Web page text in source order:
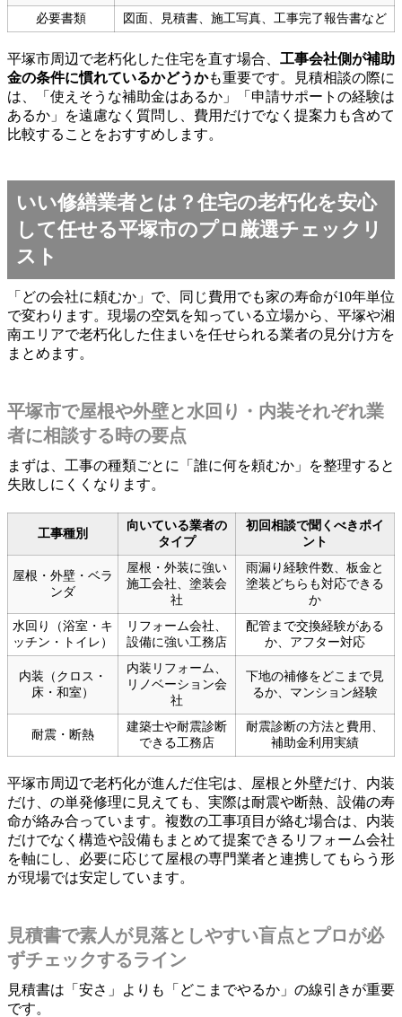
必要書類 図面、見積書、施工写真、工事完了報告書など
平塚市周辺で老朽化した住宅を直す場合、 工事会社側が補助
金の条件に慣れているかどうかも重要です。見積相談の際に
は、「使えそうな補助金はあるか」「申請サポートの経験は
あるか」を遠慮なく質問し、費用だけでなく提案力も含めて
比較することをおすすめします。
いい修繕業者とは？住宅の老朽化を安心
して任せる平塚市のプロ厳選チェックリ
スト
「どの会社に頼むか」で、同じ費用でも家の寿命が10年単位
で変わります。現場の空気を知っている立場から、平塚や湘
南エリアで老朽化した住まいを任せられる業者の見分け方を
まとめます。
平塚市で屋根や外壁と水回り・内装それぞれ業
者に相談する時の要点
まずは、工事の種類ごとに「誰に何を頼むか」を整理すると
失敗しにくくなります。
工事種別
向いている業者の
タイプ
初回相談で聞くべきポイ
ント
屋根・外壁・ベラ
ンダ
屋根・外装に強い
施工会社、塗装会
社
雨漏り経験件数、板金と
塗装どちらも対応できる
か
水回り（浴室・キ
ッチン・トイレ）
リフォーム会社、
設備に強い工務店
配管まで交換経験がある
か、アフター対応
内装（クロス・
床・和室）
内装リフォーム、
リノベーション会
社
下地の補修をどこまで見
るか、マンション経験
耐震・断熱
建築士や耐震診断
できる工務店
耐震診断の方法と費用、
補助金利用実績
平塚市周辺で老朽化が進んだ住宅は、屋根と外壁だけ、内装
だけ、の単発修理に見えても、実際は耐震や断熱、設備の寿
命が絡み合っています。複数の工事項目が絡む場合は、内装
だけでなく構造や設備もまとめて提案できるリフォーム会社
を軸にし、必要に応じて屋根の専門業者と連携してもらう形
が現場では安定しています。
見積書で素人が見落としやすい盲点とプロが必
ずチェックするライン
見積書は「安さ」よりも「どこまでやるか」の線引きが重要
です。